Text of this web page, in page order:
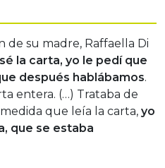
de su madre, Raffaella Di
la carta, yo le pedí que
después hablábamos.
entera. (…) Trataba de
que leía la carta, yo
que se estaba